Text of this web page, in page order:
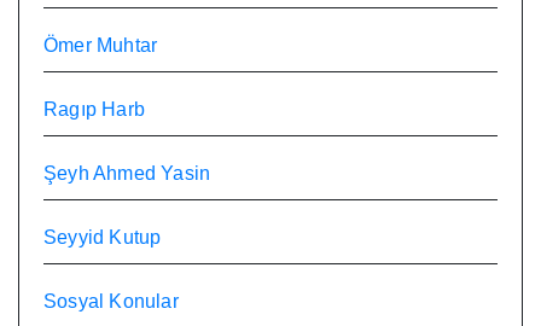
Ömer Muhtar
Ragıp Harb
Şeyh Ahmed Yasin
Seyyid Kutup
Sosyal Konular